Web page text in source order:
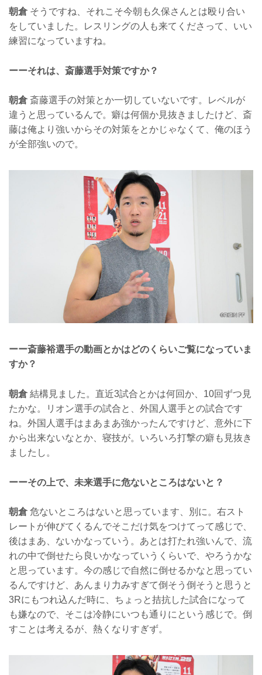
朝倉そうですね、それこそ今朝も久保さんとは殴り合い
をしていました。レスリングの人も来てくださって、いい
練習になっていますね。
ーーそれは、斎藤選手対策ですか？
朝倉斎藤選手の対策とか一切していないです。レベルが
違うと思っているんで。癖は何個か見抜きましたけど、斎
藤は俺より強いからその対策をとかじゃなくて、俺のほう
が全部強いので。
ーー斎藤裕選手の動画とかはどのくらいご覧になっていま
すか？
朝倉結構見ました。直近3試合とかは何回か、10回ずつ見
たかな。リオン選手の試合と、外国人選手との試合です
ね。外国人選手はまあまあ強かったんですけど、意外に下
から出来ないなとか、寝技が。いろいろ打撃の癖も見抜き
ましたし。
ーーその上で、未来選手に危ないところはないと？
朝倉危ないところはないと思っています、別に。右スト
レートが伸びてくるんでそこだけ気をつけてって感じで、
後はまあ、ないかなっていう。あとは打たれ強いんで、流
れの中で倒せたら良いかなっていうくらいで、やろうかな
と思っています。今の感じで自然に倒せるかなと思ってい
るんですけど、あんまり力みすぎて倒そう倒そうと思うと
3Rにもつれ込んだ時に、ちょっと拮抗した試合になって
も嫌なので、そこは冷静にいつも通りにという感じで。倒
すことは考えるが、熱くなりすぎず。